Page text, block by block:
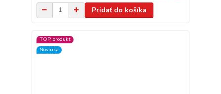
Pridať do košíka
TOP produkt
Novinka